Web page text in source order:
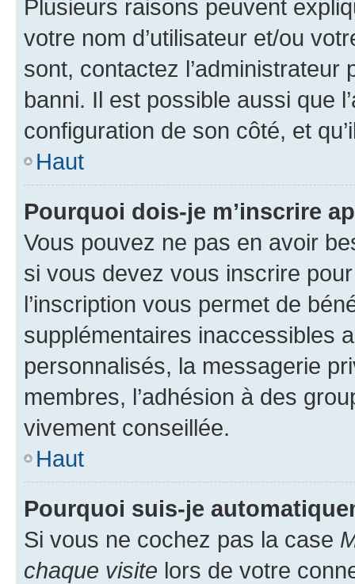
Plusieurs raisons peuvent
votre nom d’utilisateur et/ou
sont, contactez l’administrateur
banni. Il est possible aussi que
configuration de son côté, et
Haut
Pourquoi dois-je m’inscrire
Vous pouvez ne pas en avoir
si vous devez vous inscrire
l’inscription vous permet de
supplémentaires inaccessibles
personnalisés, la messagerie
membres, l’adhésion à des
vivement conseillée.
Haut
Pourquoi suis-je
Si vous ne cochez pas la case
chaque visite lors de votre